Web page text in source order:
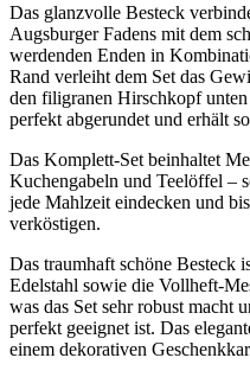
Das glanzvolle Besteck
Augsburger Fadens mit dem
werdenden Enden in
Rand verleiht dem Set das
den filigranen Hirschkopf
perfekt abgerundet und erhält
Das Komplett-Set beinhaltet
Kuchengabeln und Teelöffel –
jede Mahlzeit eindecken und
verköstigen.
Das traumhaft schöne Besteck
Edelstahl sowie die Vollheft-
was das Set sehr robust macht
perfekt geeignet ist. Das
einem dekorativen